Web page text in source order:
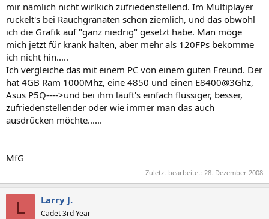
mir nämlich nicht wirlkich zufriedenstellend. Im Multiplayer
ruckelt's bei Rauchgranaten schon ziemlich, und das obwohl
ich die Grafik auf "ganz niedrig" gesetzt habe. Man möge
mich jetzt für krank halten, aber mehr als 120FPs bekomme
ich nicht hin.....
Ich vergleiche das mit einem PC von einem guten Freund. Der
hat 4GB Ram 1000Mhz, eine 4850 und einen E8400@3Ghz,
Asus P5Q---->und bei ihm läuft's einfach flüssiger, besser,
zufriedenstellender oder wie immer man das auch
ausdrücken möchte......
MfG
Zuletzt bearbeitet: 28. Dezember 2008
L Larry J.
Cadet 3rd Year